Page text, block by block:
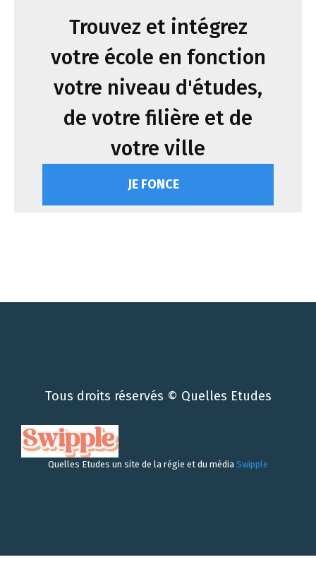
Trouvez et intégrez
votre école en fonction
votre niveau d'études,
de votre filière et de
votre ville
JE FONCE
Tous droits réservés © Quelles Etudes
Quelles Etudes un site de la régie et du média Swipple